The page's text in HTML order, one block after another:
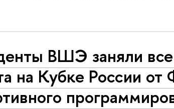
ВШЭ заняли
на Кубке России от